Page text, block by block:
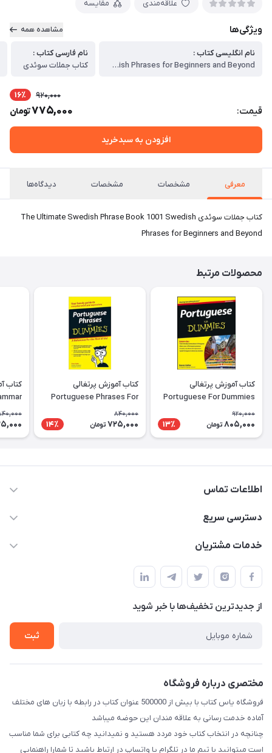
علاقه‌مندی مقایسه
ویژگی‌ها مشاهده همه
نام انگلیسی کتاب :
The Ultimate Swedish Phrase Book 1001 Swedish Phrases for Beginners and Beyond
نام فارسی کتاب :
کتاب جملات سوئدی
قیمت:
920,000 16٪
775,000تومان
افزودن به سبدخرید
معرفی مشخصات مشخصات دیدگاه‌ها
کتاب جملات سوئدی The Ultimate Swedish Phrase Book 1001 Swedish
Phrases for Beginners and Beyond
محصولات مرتبط
کتاب آموزش پرتغالی
Portuguese For Dummies
920,000
805,000 تومان 13٪
کتاب آموزش پرتغالی
Portuguese Phrases For
Dummies
840,000
725,000 تومان 14٪
اطلاعات تماس
09371742423
طبقه بالای دنیای لبنیات (مراجعه حضوری فقط در صورت هماهنگی
قبلی با شماره ۰۹۳۷۱۷۴۲۴۲۳ امکان پذیر است)
دسترسی سریع
حساب کاربری
لیست محصولات
درباره ما
خدمات مشتریان
قوانین و مقررات
حریم خصوصی
راهنما
از جدید‌ترین تخفیف‌ها با‌ خبر شوید
ثبت
مختصری درباره فروشگاه
فروشگاه یاس کتاب با بیش از 500000 عنوان کتاب در رابطه با زبان های مختلف
آماده خدمت رسانی به علاقه مندان این حوضه میباشد
چنانچه در انتخاب کتاب خود مردد هستید و نمیدانید چه کتابی برای شما مناسب
است میتوانید با تیم ما در تلگرام یا واتساپ در ارتباط باشید تا شما‌را راهنمایی